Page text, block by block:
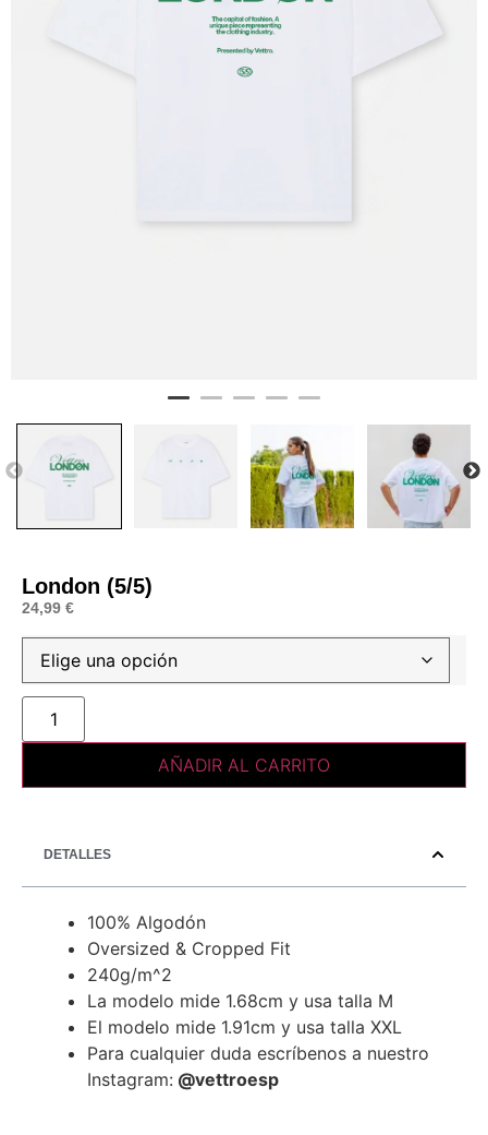
London (5/5)
24,99 €
AÑADIR AL CARRITO
DETALLES
100% Algodón
Oversized & Cropped Fit
240g/m^2
La modelo mide 1.68cm y usa talla M
El modelo mide 1.91cm y usa talla XXL
Para cualquier duda escríbenos a nuestro
Instagram: @vettroesp